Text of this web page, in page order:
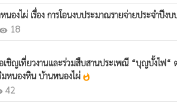
นองไผ่ เรื่อง การโอนงบประมาณรายจ่ายประจำปี
18
เชิญเที่ยวงานและร่วมสืบสานประเพณี “บุญบั้งไ
หนองหิน บ้านหนองไผ่ whatshot
42